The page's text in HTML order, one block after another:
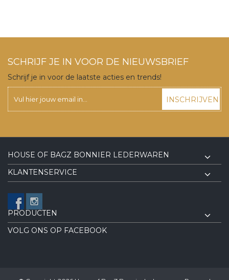
SCHRIJF JE IN VOOR DE NIEUWSBRIEF
Schrijf je in voor de laatste acties en trends!
INSCHRIJVEN
HOUSE OF BAGZ BONNIER LEDERWAREN
KLANTENSERVICE
PRODUCTEN
VOLG ONS OP FACEBOOK